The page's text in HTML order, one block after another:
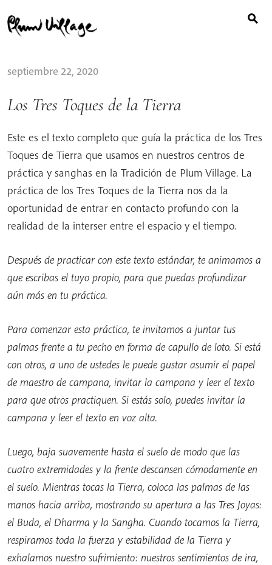
to
content
septiembre 22, 2020
Los Tres Toques de la Tierra
Este es el texto completo que guía la práctica de los Tres
Toques de Tierra que usamos en nuestros centros de
práctica y sanghas en la Tradición de Plum Village. La
práctica de los Tres Toques de la Tierra nos da la
oportunidad de entrar en contacto profundo con la
realidad de la interser entre el espacio y el tiempo.
Después de practicar con este texto estándar, te animamos a
que escribas el tuyo propio, para que puedas profundizar
aún más en tu práctica.
Para comenzar esta práctica, te invitamos a juntar tus
palmas frente a tu pecho en forma de capullo de loto. Si está
con otros, a uno de ustedes le puede gustar asumir el papel
de maestro de campana, invitar la campana y leer el texto
para que otros practiquen. Si estás solo, puedes invitar la
campana y leer el texto en voz alta.
Luego, baja suavemente hasta el suelo de modo que las
cuatro extremidades y la frente descansen cómodamente en
el suelo. Mientras tocas la Tierra, coloca las palmas de las
manos hacia arriba, mostrando su apertura a las Tres Joyas:
el Buda, el Dharma y la Sangha. Cuando tocamos la Tierra,
respiramos toda la fuerza y estabilidad de la Tierra y
exhalamos nuestro sufrimiento: nuestros sentimientos de ira,